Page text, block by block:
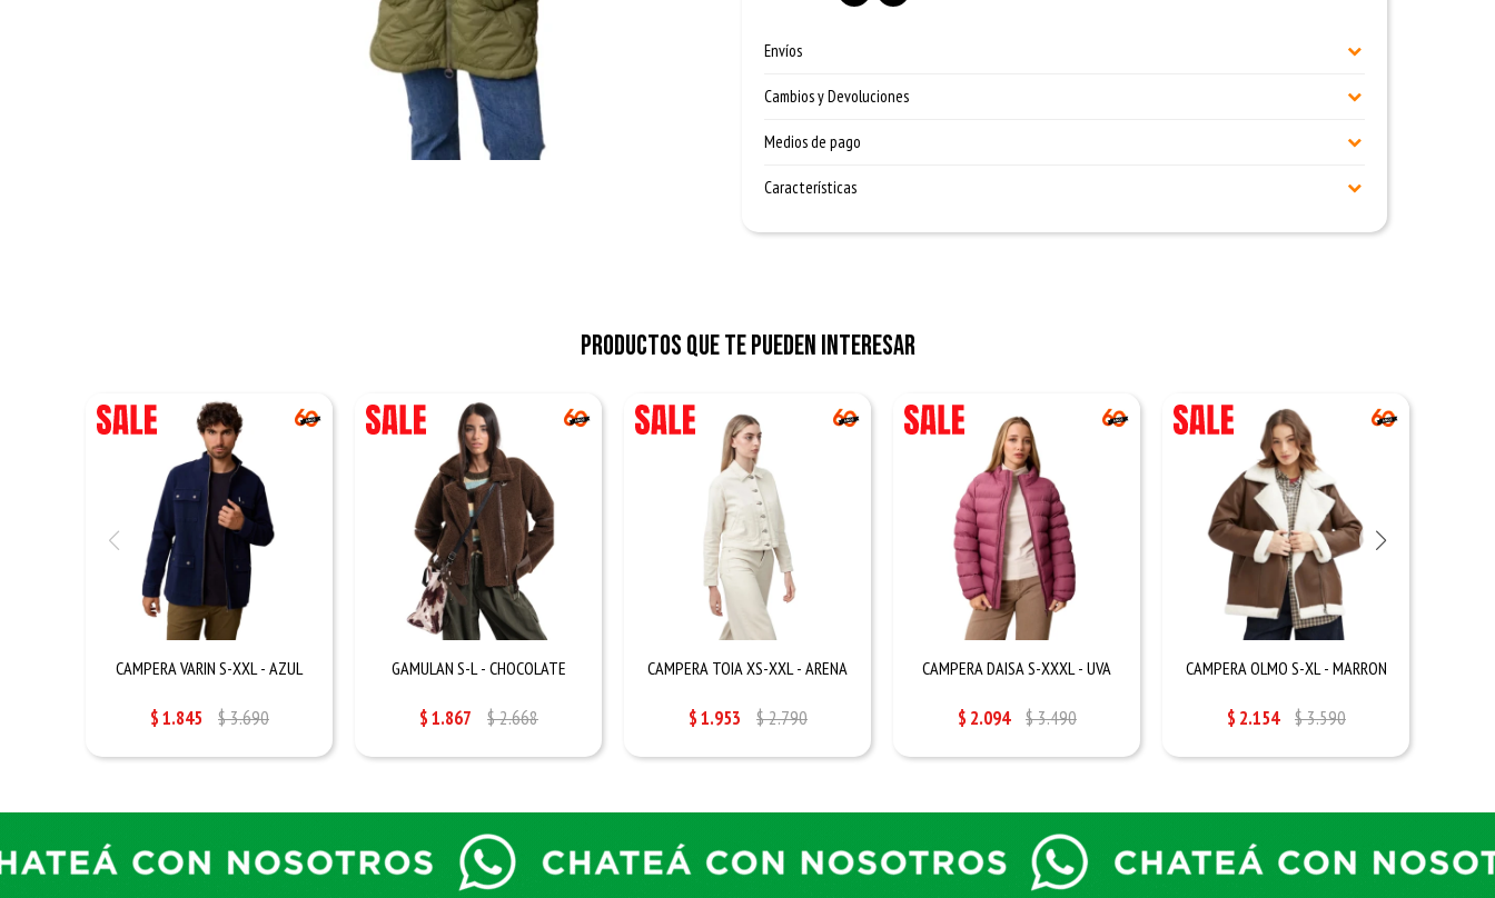
Envíos
Cambios y Devoluciones
Medios de pago
Características
Productos que te pueden interesar
CAMPERA VARIN S-XXL - AZUL
$1.845 $3.690
GAMULAN S-L - CHOCOLATE
$1.867 $2.668
CAMPERA TOIA XS-XXL - ARENA
$1.953 $2.790
CAMPERA DAISA S-XXXL - UVA
$ 2.094 $3.490
CAMPERA OLMO S-XL - MARRON
$ 2.154 $3.590